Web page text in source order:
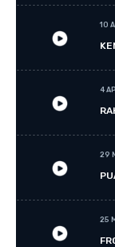
10
4
29
25